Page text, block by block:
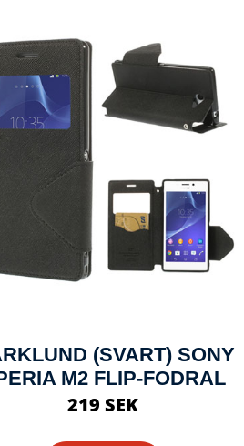
(SVART) SONY
M2 FLIP-FODRAL
219 SEK